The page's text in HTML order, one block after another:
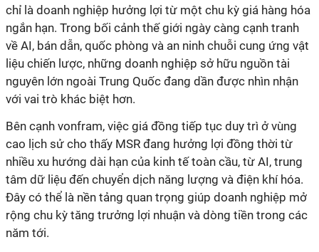
chỉ là doanh nghiệp hưởng lợi từ một chu kỳ giá hàng hóa
ngắn hạn. Trong bối cảnh thế giới ngày càng cạnh tranh
về AI, bán dẫn, quốc phòng và an ninh chuỗi cung ứng vật
liệu chiến lược, những doanh nghiệp sở hữu nguồn tài
nguyên lớn ngoài Trung Quốc đang dần được nhìn nhận
với vai trò khác biệt hơn.
Bên cạnh vonfram, việc giá đồng tiếp tục duy trì ở vùng
cao lịch sử cho thấy MSR đang hưởng lợi đồng thời từ
nhiều xu hướng dài hạn của kinh tế toàn cầu, từ AI, trung
tâm dữ liệu đến chuyển dịch năng lượng và điện khí hóa.
Đây có thể là nền tảng quan trọng giúp doanh nghiệp mở
rộng chu kỳ tăng trưởng lợi nhuận và dòng tiền trong các
năm tới.